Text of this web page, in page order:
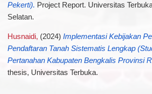
Pekerti). Project Report. Universitas
Selatan.
Husnaidi, (2024) Implementasi Kebijakan
Pendaftaran Tanah Sistematis Lengkap
Pertanahan Kabupaten Bengkalis Provinsi
thesis, Universitas Terbuka.